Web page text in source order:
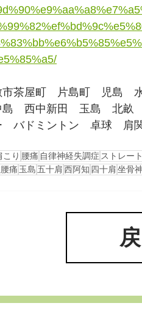
茶屋町　片島町　児島　
　西中新田　玉島　北畝
　バドミントン　卓球　
こり 腰痛 自律神経失調症 ストレー
痛 玉島 五十肩西阿知 四十肩坐骨